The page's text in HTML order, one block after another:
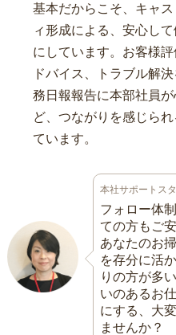
基本だからこそ、キャ
ィ形成による、安心し
にしています。お客様
ドバイス、トラブル解
務日報報告に本部社員
ど、つながりを感じら
ています。
本社サポートス
フォロー体
ての方もご
あなたのお
を存分に活
りの方が多
いのあるお
にする、大
ませんか？